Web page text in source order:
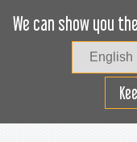
We can show you